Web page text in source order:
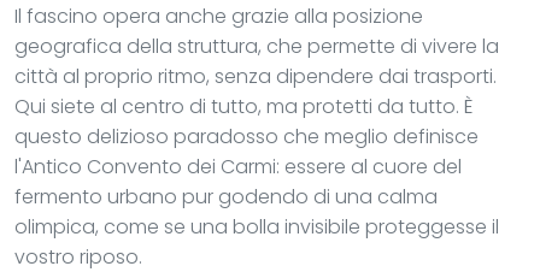
Il fascino opera anche grazie alla posizione
geografica della struttura, che permette di vivere la
città al proprio ritmo, senza dipendere dai trasporti.
Qui siete al centro di tutto, ma protetti da tutto. È
questo delizioso paradosso che meglio definisce
l'Antico Convento dei Carmi: essere al cuore del
fermento urbano pur godendo di una calma
olimpica, come se una bolla invisibile proteggesse il
vostro riposo.